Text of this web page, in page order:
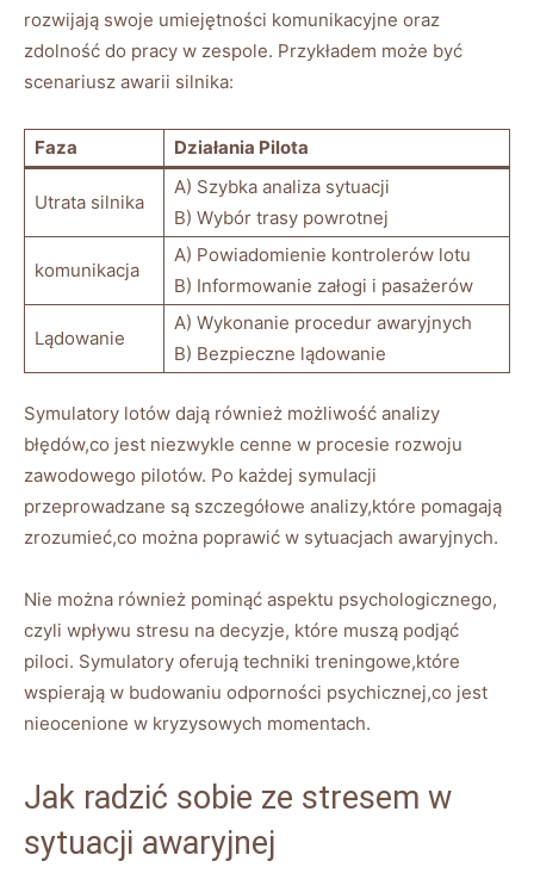
⁣rozwijają swoje umiejętności komunikacyjne ​oraz​
zdolność do pracy w zespole. Przykładem może być
scenariusz awarii silnika:
Faza Działania‌ Pilota
Utrata silnika
A) Szybka analiza sytuacji
B) Wybór trasy powrotnej
komunikacja
A)​ Powiadomienie ‍kontrolerów lotu
B) Informowanie ⁣załogi i pasażerów
Lądowanie
A) Wykonanie ⁣procedur awaryjnych
B)​ Bezpieczne lądowanie
Symulatory ‌lotów dają również ​możliwość analizy
błędów,co jest niezwykle ​cenne w⁤ procesie rozwoju
zawodowego pilotów. Po każdej symulacji
przeprowadzane są szczegółowe ⁤analizy,które pomagają
zrozumieć,co można⁢ poprawić ‍w ⁢sytuacjach awaryjnych.
Nie można również pominąć aspektu​ psychologicznego,⁤
czyli​ wpływu stresu na ​decyzje, które muszą ​podjąć
piloci. Symulatory oferują techniki treningowe,które
wspierają w budowaniu‌ odporności psychicznej,co jest‍
nieocenione w kryzysowych momentach.
Jak radzić sobie ze⁢ stresem w
‌sytuacji awaryjnej